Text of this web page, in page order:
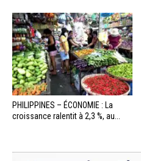
PHILIPPINES – ÉCONOMIE : La
croissance ralentit à 2,3 %, au...